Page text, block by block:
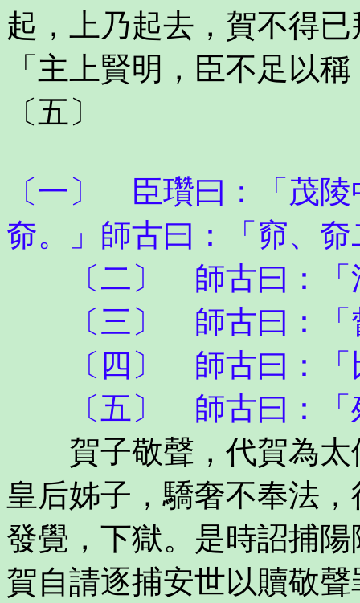
起，上乃起去，賀不得
「主上賢明，臣不足以
〔五〕
〔一〕 臣瓚曰：「茂
奅。」師古曰：「窌、
〔二〕 師古曰：「
〔三〕 師古曰：「
〔四〕 師古曰：「
〔五〕 師古曰：「
賀子敬聲，代賀為太
皇后姊子，驕奢不奉法
發覺，下獄。是時詔捕
賀自請逐捕安世以贖敬